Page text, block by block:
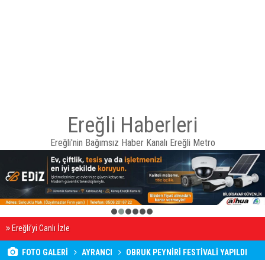
Ereğli Haberleri
Ereğli'nin Bağımsız Haber Kanalı Ereğli Metro
2 3 4 5 6
Ereğli’yi Canlı İzle
FOTO GALERİ AYRANCI OBRUK PEYNİRİ FESTİVALİ YAPILDI